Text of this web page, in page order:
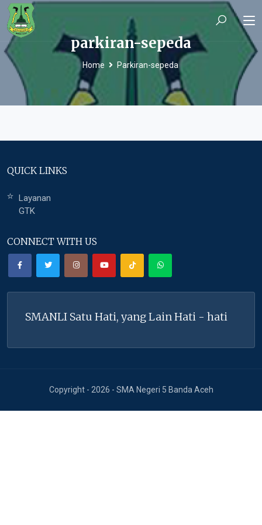
parkiran-sepeda
Home Parkiran-sepeda
QUICK LINKS
Layanan
GTK
CONNECT WITH US
SMANLI Satu Hati, yang Lain Hati - hati
Copyright - 2026 - SMA Negeri 5 Banda Aceh